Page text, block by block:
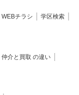
WEBチラシ
学区検索
仲介と買取 の違い